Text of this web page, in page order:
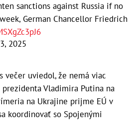
sanctions against Russia if no
German Chancellor Friedrich
2025
večer uviedol, že nemá viac
Vladimira Putina na
na Ukrajine prijme EÚ v
koordinovať so Spojenými